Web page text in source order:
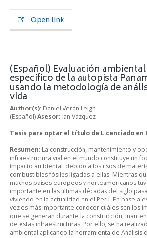
Open link
(Español) Evaluación
específico de la autopista
usando la metodología de
vida
Author(s): Daniel Verán Leigh
(Español)Asesor: Ian Vázquez
Tesis para optar el título de Licenciado en
Resumen: La construcción, mantenimiento y
infraestructura vial en el mundo constituye un
impacto ambiental, debido a los usos de
combustibles fósiles ligados a ellas. Mientras
muchos países europeos y norteamericanos
importante en las últimas décadas del siglo
viviendo en la actualidad en el Perú. En base a
vez es más importante conocer cuáles son los
que se generan durante la construcción,
de estas infraestructuras. Por ello, se ha
ambiental aplicando la herramienta de Análisis